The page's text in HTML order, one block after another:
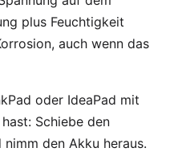
plus Feuchtigkeit
auch wenn das
oder IdeaPad mit
Schiebe den
den Akku heraus.